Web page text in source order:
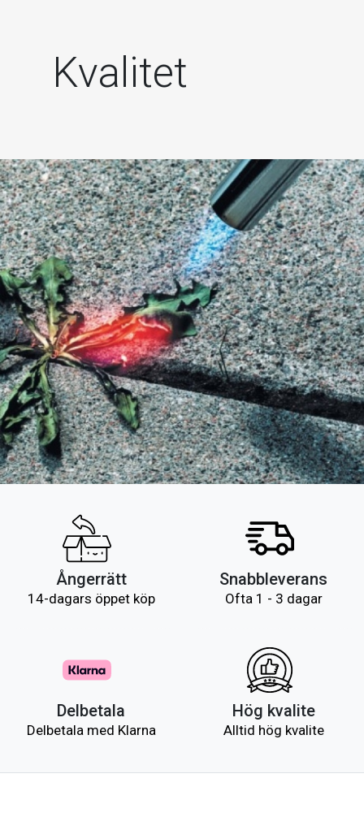
Kvalitet
Ångerrätt
14-dagars öppet köp
Snabbleverans
Ofta 1 - 3 dagar
Delbetala
Delbetala med Klarna
Hög kvalite
Alltid hög kvalite